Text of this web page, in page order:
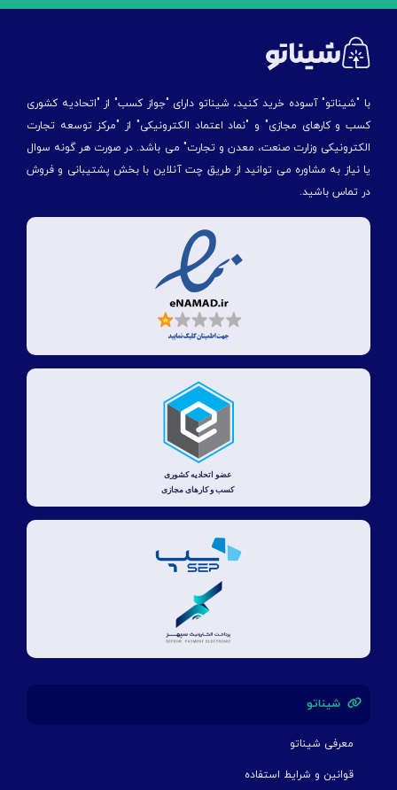
با "شیناتو" آسوده خرید کنید، شیناتو دارای "جواز کسب" از "اتحادیه کشوری
کسب و کارهای مجازی" و "نماد اعتماد الکترونیکی" از "مركز توسعه تجارت
الكترونیكی وزارت صنعت، معدن و تجارت" می باشد. در صورت هر گونه سوال
یا نیاز به مشاوره می توانید از طریق چت آنلاین با بخش پشتیبانی و فروش
در تماس باشید.
شیناتو
معرفی شیناتو
قوانین و شرایط استفاده